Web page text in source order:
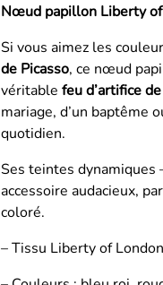
Nœud papillon Liberty
Si vous aimez les
de Picasso, ce nœud
véritable feu d’artifice
mariage, d’un baptême
quotidien.
Ses teintes
accessoire audacieux,
coloré.
– Tissu Liberty of